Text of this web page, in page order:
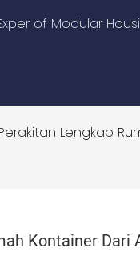
of Modular
Lengkap
Kontainer Dari